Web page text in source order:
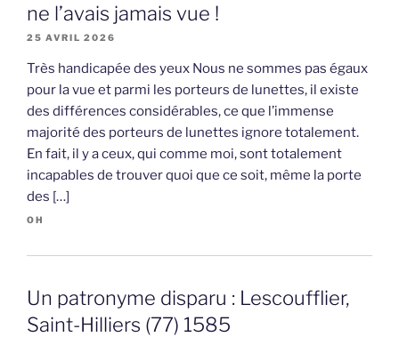
ne l’avais jamais vue !
25 AVRIL 2026
Très handicapée des yeux Nous ne sommes pas égaux
pour la vue et parmi les porteurs de lunettes, il existe
des différences considérables, ce que l’immense
majorité des porteurs de lunettes ignore totalement.
En fait, il y a ceux, qui comme moi, sont totalement
incapables de trouver quoi que ce soit, même la porte
des […]
OH
Un patronyme disparu : Lescoufflier,
Saint-Hilliers (77) 1585